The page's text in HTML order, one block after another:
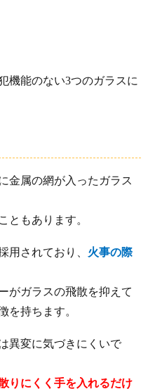
機能のない3つのガラスに
金属の網が入ったガラス
ともあります。
用されており、 火事の際
がガラスの飛散を抑えて
を持ちます。
異変に気づきにくいで
りにくく手を入れるだけ